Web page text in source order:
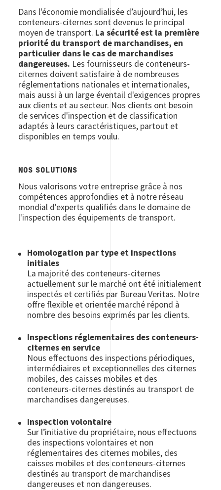
Dans l'économie mondialisée d’aujourd’hui, les
conteneurs-citernes sont devenus le principal
moyen de transport. La sécurité est la première
priorité du transport de marchandises, en
particulier dans le cas de marchandises
dangereuses. Les fournisseurs de conteneurs-
citernes doivent satisfaire à de nombreuses
réglementations nationales et internationales,
mais aussi à un large éventail d'exigences propres
aux clients et au secteur. Nos clients ont besoin
de services d'inspection et de classification
adaptés à leurs caractéristiques, partout et
disponibles en temps voulu.
NOS SOLUTIONS
Nous valorisons votre entreprise grâce à nos
compétences approfondies et à notre réseau
mondial d'experts qualifiés dans le domaine de
l'inspection des équipements de transport.
Homologation par type et inspections
initiales
La majorité des conteneurs-citernes
actuellement sur le marché ont été initialement
inspectés et certifiés par Bureau Veritas. Notre
offre flexible et orientée marché répond à
nombre des besoins exprimés par les clients.
Inspections réglementaires des conteneurs-
citernes en service
Nous effectuons des inspections périodiques,
intermédiaires et exceptionnelles des citernes
mobiles, des caisses mobiles et des
conteneurs-citernes destinés au transport de
marchandises dangereuses.
Inspection volontaire
Sur l’initiative du propriétaire, nous effectuons
des inspections volontaires et non
réglementaires des citernes mobiles, des
caisses mobiles et des conteneurs-citernes
destinés au transport de marchandises
dangereuses et non dangereuses.